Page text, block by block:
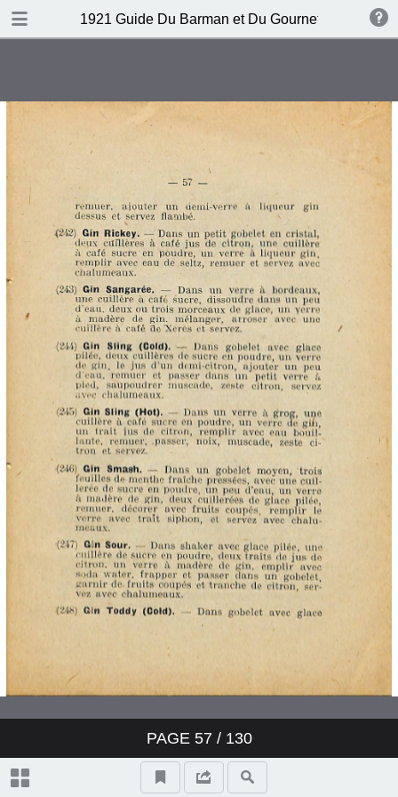
1921 Guide Du Barman et Du Gournet Chic (1ere
PAGE 57/ 130
DOWNLOAD